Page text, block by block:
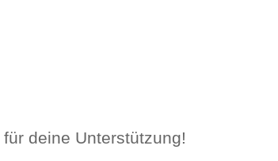
deine Unterstützung!